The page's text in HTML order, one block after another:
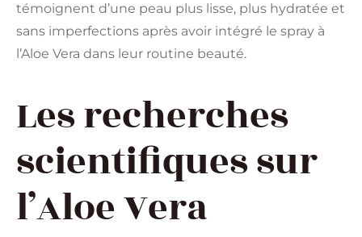
témoignent d’une peau plus lisse, plus hydratée et
sans imperfections après avoir intégré le spray à
l’Aloe Vera dans leur routine beauté.
Les recherches
scientifiques sur
l’Aloe Vera